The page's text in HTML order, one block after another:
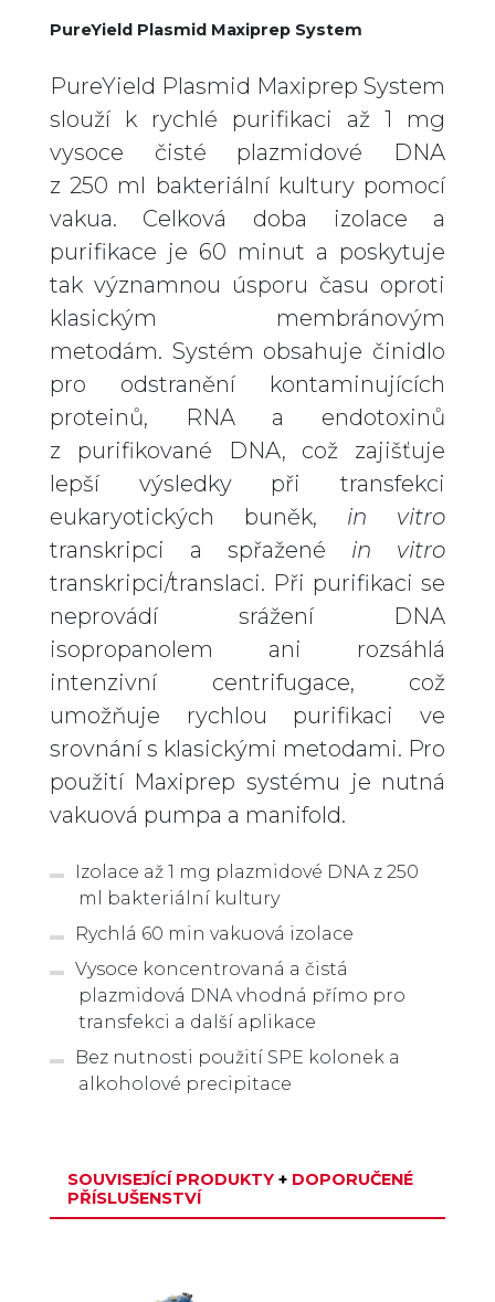
PureYield Plasmid Maxiprep System
PureYield Plasmid Maxiprep System
slouží k rychlé purifikaci až 1 mg
vysoce čisté plazmidové DNA
z 250 ml bakteriální kultury pomocí
vakua. Celková doba izolace a
purifikace je 60 minut a poskytuje
tak významnou úsporu času oproti
klasickým membránovým
metodám. Systém obsahuje činidlo
pro odstranění kontaminujících
proteinů, RNA a endotoxinů
z purifikované DNA, což zajišťuje
lepší výsledky při transfekci
eukaryotických buněk, in vitro
transkripci a spřažené in vitro
transkripci/translaci. Při purifikaci se
neprovádí srážení DNA
isopropanolem ani rozsáhlá
intenzivní centrifugace, což
umožňuje rychlou purifikaci ve
srovnání s klasickými metodami. Pro
použití Maxiprep systému je nutná
vakuová pumpa a manifold.
Izolace až 1 mg plazmidové DNA z 250
ml bakteriální kultury
Rychlá 60 min vakuová izolace
Vysoce koncentrovaná a čistá
plazmidová DNA vhodná přímo pro
transfekci a další aplikace
Bez nutnosti použití SPE kolonek a
alkoholové precipitace
SOUVISEJÍCÍ PRODUKTY +DOPORUČENÉ
PŘÍSLUŠENSTVÍ